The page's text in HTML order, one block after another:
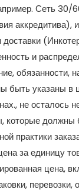
Сеть 30/
аккредитива),
и
обязанности,
быть указаны в
не осталось
которые должны
практики
за единицу
цена,
перевозки,